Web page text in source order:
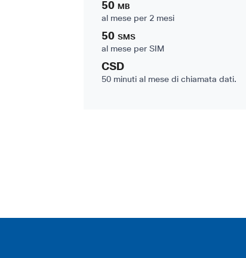
50 MB
al mese per 2 mesi
50 SMS
al mese per SIM
CSD
50 minuti al mese di chiamata dati.